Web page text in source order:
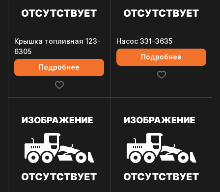
Крышка топливная 123-
6305
Подробнее
Насос 331-3635
Подробнее